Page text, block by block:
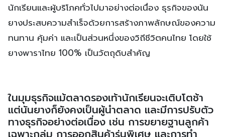
นักเรียนและผู้บริโภคทั่วไปมาอย่างต่อเนื่อง ธุรกิจของนัน
ยางประสบความสำเร็จด้วยการสร้างภาพลักษณ์ของความ
ทนทาน คุ้มค่า และเป็นส่วนหนึ่งของวิถีชีวิตคนไทย โดยใช้
ยางพาราไทย 100% เป็นวัตถุดิบสำคัญ
ในมุมธุรกิจแม้ตลาดรองเท้านักเรียนจะเติบโตช้า
แต่นันยางก็ยังคงเป็นผู้นำตลาด และมีการปรับตัว
ทางธุรกิจอย่างต่อเนื่อง เช่น การขยายฐานลูกค้า
เฉพาะกลุ่ม การออกสินค้ารุ่นพิเศษ และการทำ